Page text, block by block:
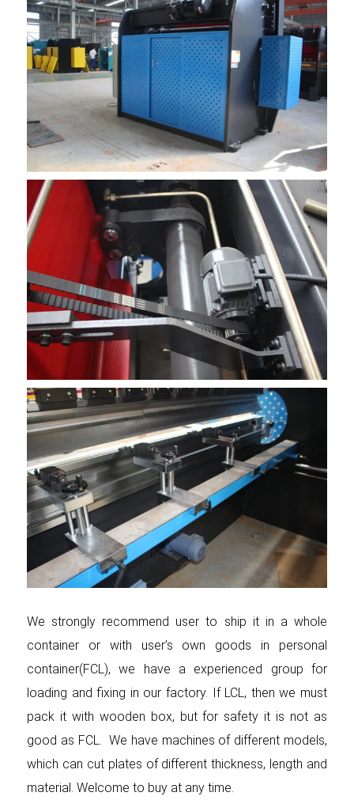
We strongly recommend user to ship it in a whole
container or with user’s own goods in personal
container(FCL), we have a experienced group for
loading and fixing in our factory. If LCL, then we must
pack it with wooden box, but for safety it is not as
good as FCL. We have machines of different models,
which can cut plates of different thickness, length and
material. Welcome to buy at any time.